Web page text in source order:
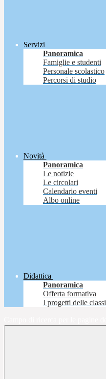
Servizi
Panoramica
Famiglie e studenti
Personale scolastico
Percorsi di studio
Novità
Panoramica
Le notizie
Le circolari
Calendario eventi
Albo online
Didattica
Panoramica
Offerta formativa
I progetti delle classi